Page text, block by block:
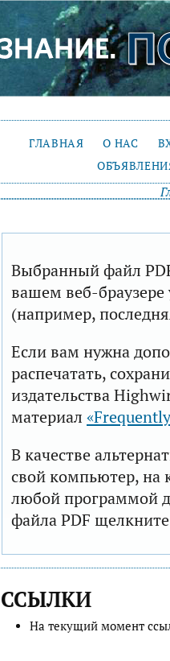
ГЛАВНАЯ О НАС
Выбранный файл
вашем веб-браузере
(например,
Если вам нужна
распечатать,
издательства
материал
В качестве
свой компьютер, на
любой программой
файла PDF
ССЫЛКИ
На текущий момент